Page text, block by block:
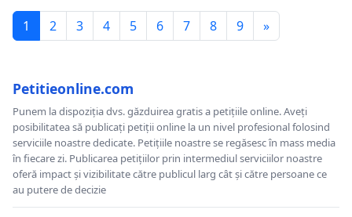
1 2 3 4 5 6 7 8 9 »
Petitieonline.com
Punem la dispoziția dvs. găzduirea gratis a petițiile online. Aveți
posibilitatea să publicați petiții online la un nivel profesional folosind
serviciile noastre dedicate. Petițiile noastre se regăsesc în mass media
în fiecare zi. Publicarea petițiilor prin intermediul serviciilor noastre
oferă impact și vizibilitate către publicul larg cât și către persoane ce
au putere de decizie